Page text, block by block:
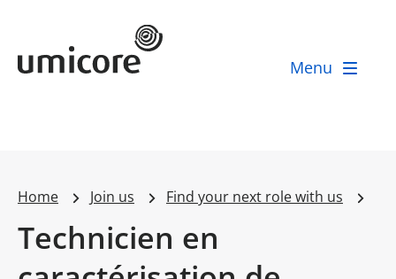
Umicore Homepage
Menu
Home Join us Find your next role with us
Technicien en